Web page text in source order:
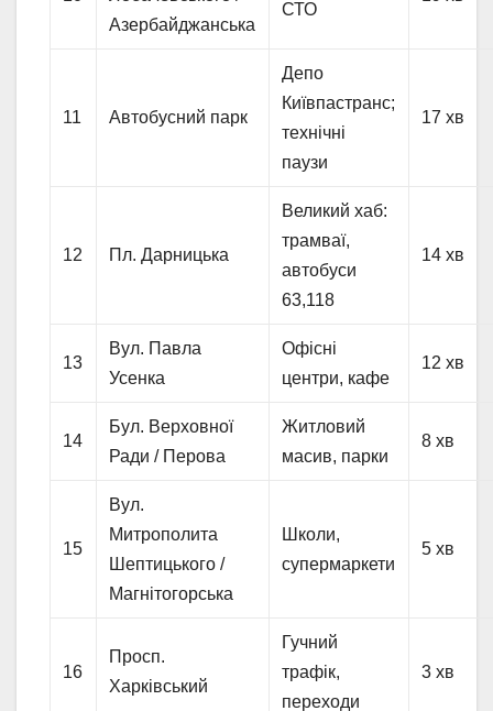
Азербайджанська
СТО
11 Автобусний парк
Депо
Київпастранс;
технічні
паузи
17 хв
12 Пл. Дарницька
Великий хаб:
трамваї,
автобуси
63,118
14 хв
13
Вул. Павла
Усенка
Офісні
центри, кафе
12 хв
14
Бул. Верховної
Ради / Перова
Житловий
масив, парки
8 хв
15
Вул.
Митрополита
Шептицького /
Магнітогорська
Школи,
супермаркети
5 хв
16
Просп.
Харківський
Гучний
трафік,
переходи
3 хв